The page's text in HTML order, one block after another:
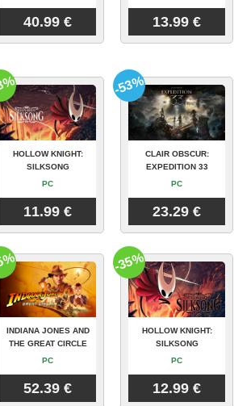
40.99 € 13.99 €
HOLLOW KNIGHT:
SILKSONG
PC
11.99 €
CLAIR OBSCUR:
EXPEDITION 33
PC
23.29 €
-53%
INDIANA JONES AND
THE GREAT CIRCLE
PC
52.39 €
HOLLOW KNIGHT:
SILKSONG
PC
12.99 €
-35%